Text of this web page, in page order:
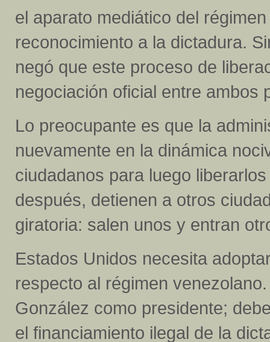
el aparato mediático del
reconocimiento a la dictadura.
negó que este proceso de
negociación oficial entre ambos
Lo preocupante es que la
nuevamente en la dinámica
ciudadanos para luego
después, detienen a otros
giratoria: salen unos y entran
Estados Unidos necesita
respecto al régimen
González como presidente;
el financiamiento ilegal de la